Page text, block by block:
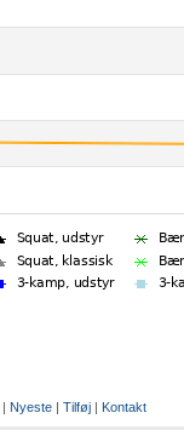
| Nyeste | Tilføj | Kontakt